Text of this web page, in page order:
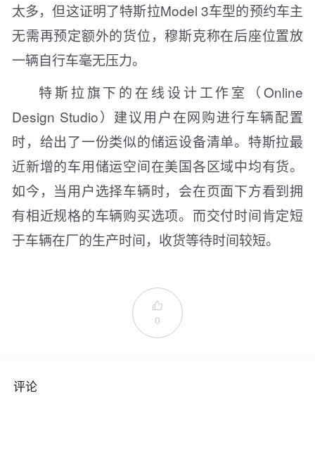
太多，但这证明了特斯拉Model 3车型的预约车主
无需再预定额外的货位，穆斯克称在后座位置放
一辆自行车毫无压力。
特斯拉旗下的在线设计工作室（Online
Design Studio）建议用户在网购进行车辆配置
时，给出了一份类似的储运设备清单。特斯拉最
近新增的车用储运空间在美国各区域中均有货。
如今，当用户选择车辆时，会在页面下方看到拥
有相近规格的车辆购买选项。而交付时间肯定短
于车辆在厂的生产时间，收货等待时间较短。

0
评论